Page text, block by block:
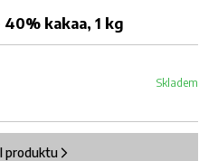
kakaa, 1 kg
Skladem
produktu